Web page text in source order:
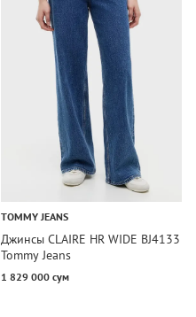
TOMMY JEANS
Джинсы CLAIRE HR WIDE BJ4133
Tommy Jeans
1 829 000 сум